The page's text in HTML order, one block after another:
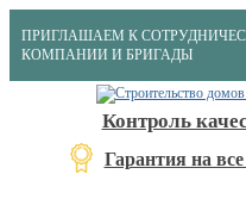
ПРИГЛАШАЕМ К
КОМПАНИИ И БРИГАДЫ
Контроль
Гарантия на